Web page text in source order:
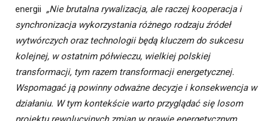
energii „Nie brutalna rywalizacja, ale raczej kooperacja i
synchronizacja wykorzystania różnego rodzaju źródeł
wytwórczych oraz technologii będą kluczem do sukcesu
kolejnej, w ostatnim półwieczu, wielkiej polskiej
transformacji, tym razem transformacji energetycznej.
Wspomagać ją powinny odważne decyzje i konsekwencja w
działaniu. W tym kontekście warto przyglądać się losom